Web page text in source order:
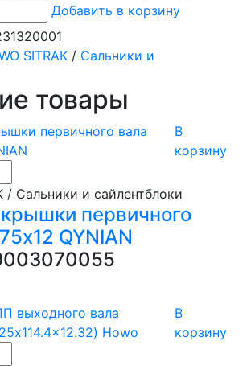
Добавить в корзину
SITRAK / Сальники и
товары
В
корзину
/ Сальники и сайлентблоки
первичного
QYNIAN
В
корзину